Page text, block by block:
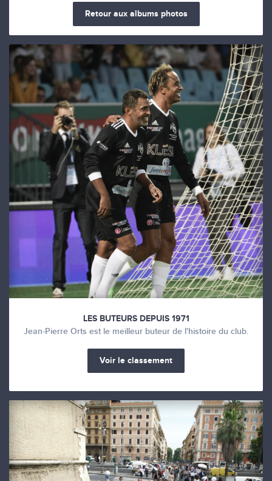
Retour aux albums photos
LES BUTEURS DEPUIS 1971
Jean-Pierre Orts est le meilleur buteur de l'histoire du club.
Voir le classement